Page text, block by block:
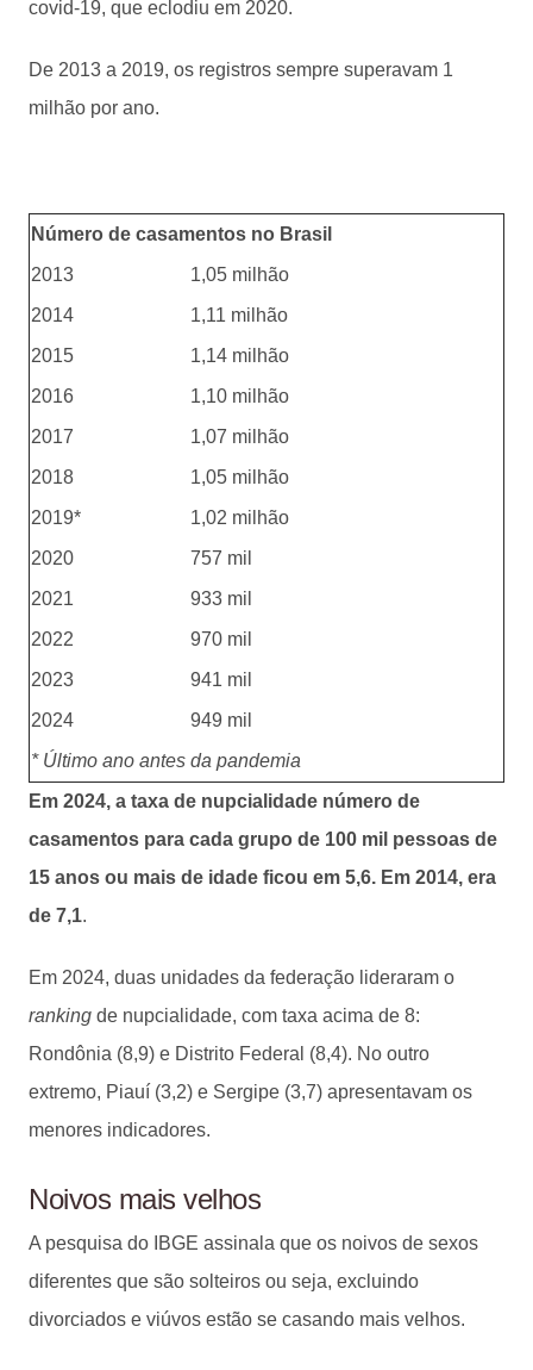
covid-19, que eclodiu em 2020.
De 2013 a 2019, os registros sempre superavam 1
milhão por ano.
Número de casamentos no Brasil
2013
1,05 milhão
2014
1,11 milhão
2015
1,14 milhão
2016
1,10 milhão
2017
1,07 milhão
2018
1,05 milhão
2019*
1,02 milhão
2020
757 mil
2021
933 mil
2022
970 mil
2023
941 mil
2024
949 mil
* Último ano antes da pandemia
Em 2024, a taxa de nupcialidade número de
casamentos para cada grupo de 100 mil pessoas de
15 anos ou mais de idade ficou em 5,6. Em 2014, era
de 7,1.
Em 2024, duas unidades da federação lideraram o
ranking de nupcialidade, com taxa acima de 8:
Rondônia (8,9) e Distrito Federal (8,4). No outro
extremo, Piauí (3,2) e Sergipe (3,7) apresentavam os
menores indicadores.
Noivos mais velhos
A pesquisa do IBGE assinala que os noivos de sexos
diferentes que são solteiros ou seja, excluindo
divorciados e viúvos estão se casando mais velhos.